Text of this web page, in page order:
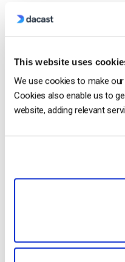
This website uses
We use cookies to make
Cookies also enable us to
website, adding relevant
1545 Media dispose d’une
En 2012, 1545 Media a
catégories Health &
son travail avec
While at